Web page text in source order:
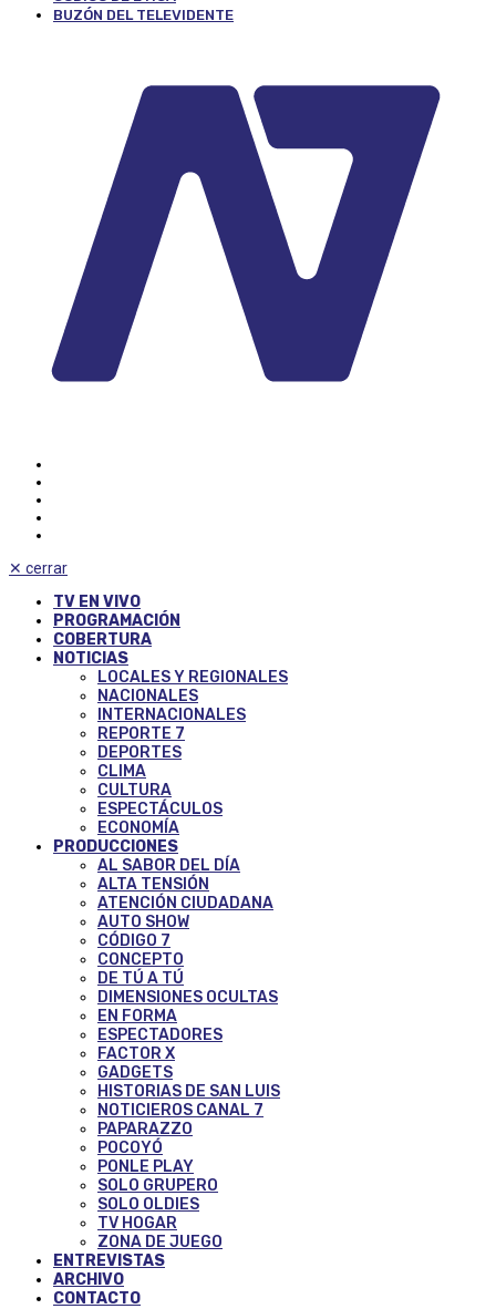
BUZÓN DEL TELEVIDENTE
✕ cerrar
TV EN VIVO
PROGRAMACIÓN
COBERTURA
NOTICIAS
LOCALES Y REGIONALES
NACIONALES
INTERNACIONALES
REPORTE 7
DEPORTES
CLIMA
CULTURA
ESPECTÁCULOS
ECONOMÍA
PRODUCCIONES
AL SABOR DEL DÍA
ALTA TENSIÓN
ATENCIÓN CIUDADANA
AUTO SHOW
CÓDIGO 7
CONCEPTO
DE TÚ A TÚ
DIMENSIONES OCULTAS
EN FORMA
ESPECTADORES
FACTOR X
GADGETS
HISTORIAS DE SAN LUIS
NOTICIEROS CANAL 7
PAPARAZZO
POCOYÓ
PONLE PLAY
SOLO GRUPERO
SOLO OLDIES
TV HOGAR
ZONA DE JUEGO
ENTREVISTAS
ARCHIVO
CONTACTO